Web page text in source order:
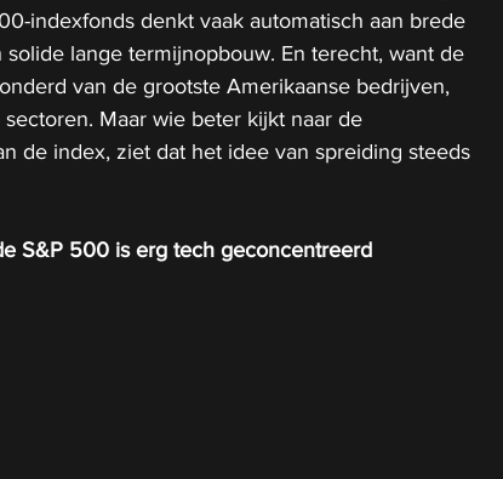
indexfonds denkt vaak automatisch aan brede
solide lange termijnopbouw. En terecht, want de
van de grootste Amerikaanse bedrijven,
Maar wie beter kijkt naar de
de index, ziet dat het idee van spreiding steeds
S&P 500 is erg tech geconcentreerd